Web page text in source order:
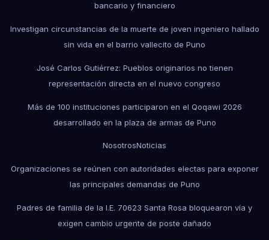
bancario y financiero
Investigan circunstancias de la muerte de joven ingeniero hallado
sin vida en el barrio vallecito de Puno
José Carlos Gutiérrez: Pueblos originarios no tienen
representación directa en el nuevo congreso
Más de 100 instituciones participaron en el Qoqawi 2026
desarrollado en la plaza de armas de Puno
NosotrosNoticias
Organizaciones se reúnen con autoridades electas para exponer
las principales demandas de Puno
Padres de familia de la I.E. 70623 Santa Rosa bloquearon vía y
exigen cambio urgente de poste dañado